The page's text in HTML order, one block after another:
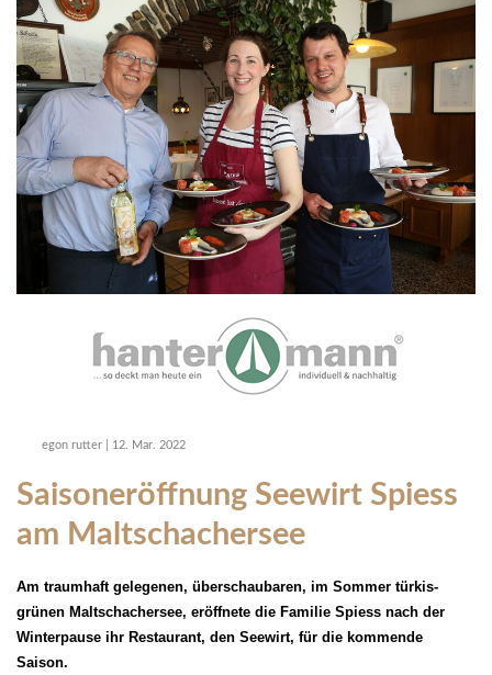
egon rutter 12. Mar. 2022
Saisoneröffnung Seewirt Spiess
am Maltschachersee
Am traumhaft gelegenen, überschaubaren, im Sommer türkis-
grünen Maltschachersee, eröffnete die Familie Spiess nach der
Winterpause ihr Restaurant, den Seewirt, für die kommende
Saison.